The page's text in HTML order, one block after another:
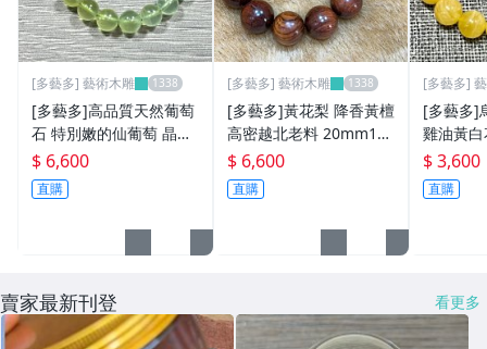
[多藝多] 藝術木雕
[多藝多]高品質天然葡萄
石 特別嫩的仙葡萄 晶體
乾淨 清脆綠色 晶瑩剔透
果凍感十足 很難得的成
色 尺寸: 10.5mm
$ 6,600
直購
[多藝多] 藝術木雕
[多藝多]黃花梨 降香黃檀
高密越北老料 20mm12
顆
$ 6,600
直購
[多藝多]
[多藝多]
雞油黃
8顆 佩戴
上網查
地質大
$ 3,600
直購
賣家最新刊登 看更多